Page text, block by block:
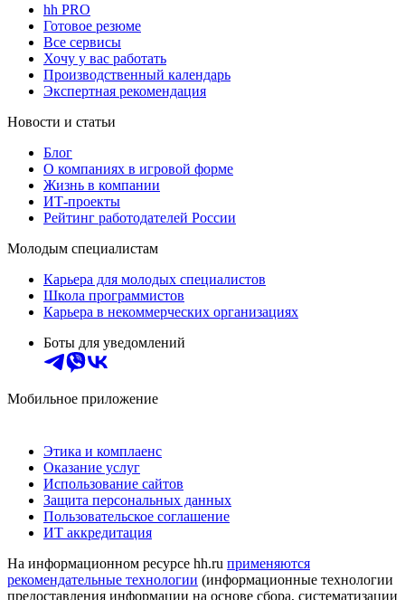
hh PRO
Готовое резюме
Все сервисы
Хочу у вас работать
Производственный календарь
Экспертная рекомендация
Новости и статьи
Блог
О компаниях в игровой форме
Жизнь в компании
ИТ-проекты
Рейтинг работодателей России
Молодым специалистам
Карьера для молодых специалистов
Школа программистов
Карьера в некоммерческих организациях
Боты для уведомлений
Мобильное приложение
Этика и комплаенс
Оказание услуг
Использование сайтов
Защита персональных данных
Пользовательское соглашение
ИТ аккредитация
На информационном ресурсе hh.ru применяются
рекомендательные технологии (информационные технологии
предоставления информации на основе сбора, систематизации